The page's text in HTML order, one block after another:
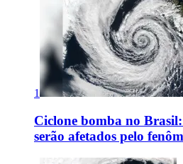
1
Ciclone bomba no
serão afetados pelo